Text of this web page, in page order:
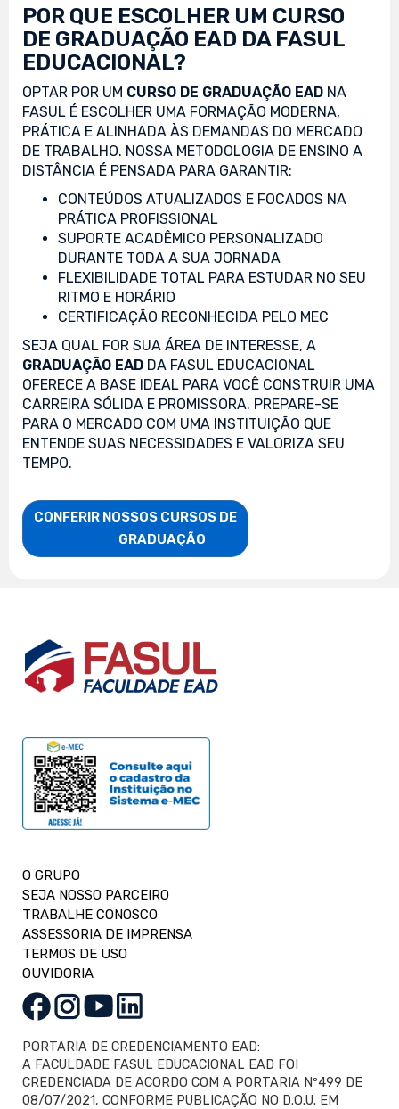
POR QUE ESCOLHER UM CURSO
DE GRADUAÇÃO EAD DA FASUL
EDUCACIONAL?
OPTAR POR UM CURSO DE GRADUAÇÃO EAD NA
FASUL É ESCOLHER UMA FORMAÇÃO MODERNA,
PRÁTICA E ALINHADA ÀS DEMANDAS DO MERCADO
DE TRABALHO. NOSSA METODOLOGIA DE ENSINO A
DISTÂNCIA É PENSADA PARA GARANTIR:
CONTEÚDOS ATUALIZADOS E FOCADOS NA
PRÁTICA PROFISSIONAL
SUPORTE ACADÊMICO PERSONALIZADO
DURANTE TODA A SUA JORNADA
FLEXIBILIDADE TOTAL PARA ESTUDAR NO SEU
RITMO E HORÁRIO
CERTIFICAÇÃO RECONHECIDA PELO MEC
SEJA QUAL FOR SUA ÁREA DE INTERESSE, A
GRADUAÇÃO EAD DA FASUL EDUCACIONAL
OFERECE A BASE IDEAL PARA VOCÊ CONSTRUIR UMA
CARREIRA SÓLIDA E PROMISSORA. PREPARE-SE
PARA O MERCADO COM UMA INSTITUIÇÃO QUE
ENTENDE SUAS NECESSIDADES E VALORIZA SEU
TEMPO.
CONFERIR NOSSOS CURSOS DE
                    GRADUAÇÃO
O GRUPO
SEJA NOSSO PARCEIRO
TRABALHE CONOSCO
ASSESSORIA DE IMPRENSA
TERMOS DE USO
OUVIDORIA
PORTARIA DE CREDENCIAMENTO EAD:
A FACULDADE FASUL EDUCACIONAL EAD FOI
CREDENCIADA DE ACORDO COM A PORTARIA Nº499 DE
08/07/2021, CONFORME PUBLICAÇÃO NO D.O.U. EM